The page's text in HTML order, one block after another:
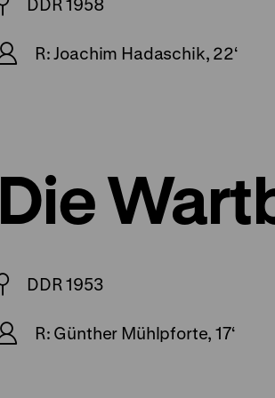
DDR 1958
R: Joachim Hadaschik, 22‘
Die
DDR 1953
R: Günther Mühlpforte, 17‘